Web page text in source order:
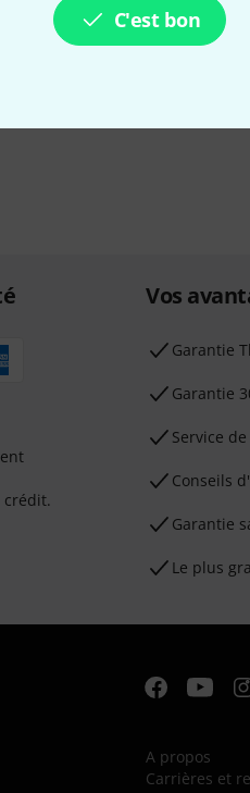
C'est bon
et, avec un peu
d'une valeur de 50 €
crédit.
Vos
Ga­ran­tie
Garantie
Service
Conseils
Garantie
Le plus
A propos
Carrières et